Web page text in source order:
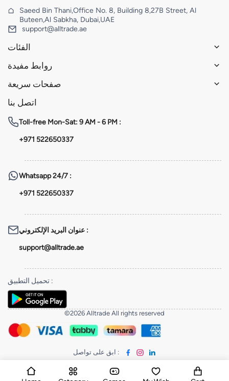
Saeed Bin Thani,Office No. 8, Building 8,27B Street, Al
Buteen,Al Sabkha, Dubai,UAE
support@alltrade.ae
الفئات
روابط مفيدة
صفحات سريعة
اتصل بنا
Toll-free Mon-Sat: 9 AM - 6 PM :
+971 522650337
Whatsapp24/7 :
+971 522650337
عنوان البريد الإلكتروني :
support@alltrade.ae
تحميل التطبيق :
©2026 Alltrade All rights reserved
ابق على تواصل :